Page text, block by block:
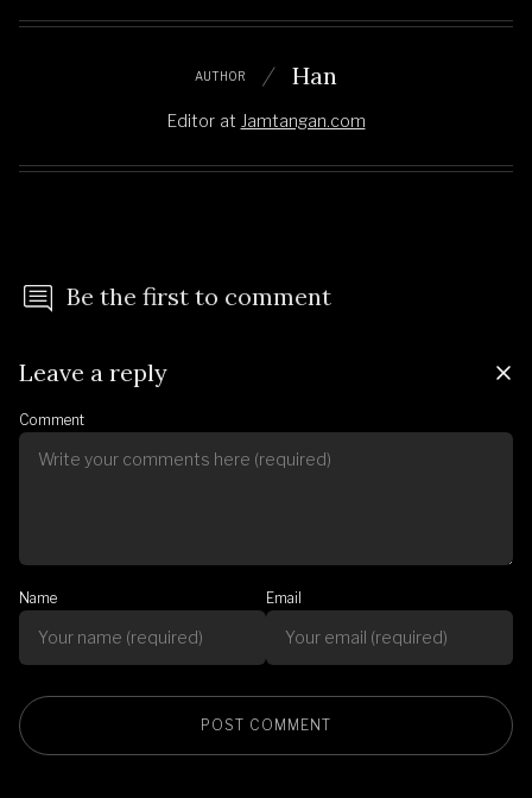
AUTHOR Han
Editor at Jamtangan.com
Be the first to comment
Leave a reply
Comment
Name Email